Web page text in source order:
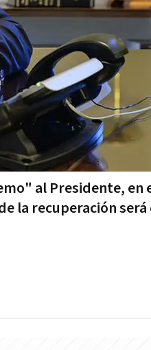
al Presidente,
la recuperación